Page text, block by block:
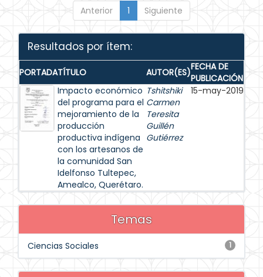
Anterior 1 Siguiente
Resultados por ítem:
PORTADATÍTULO AUTOR(ES)FECHA DE
PUBLICACIÓN
Impacto económico
del programa para el
mejoramiento de la
producción
productiva indígena
con los artesanos de
la comunidad San
Idelfonso Tultepec,
Amealco, Querétaro.
Tshitshiki
Carmen
Teresita
Guillén
Gutiérrez
15-may-2019
Temas
1
Ciencias Sociales